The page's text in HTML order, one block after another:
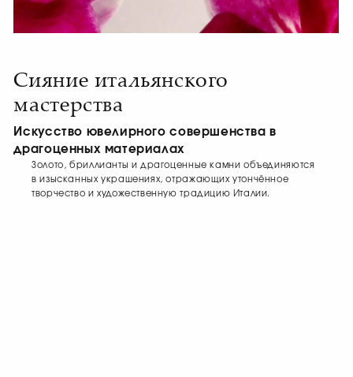
Сияние итальянского
мастерства
Искусство ювелирного совершенства в
драгоценных материалах
Золото, бриллианты и драгоценные камни объединяются
в изысканных украшениях, отражающих утончённое
творчество и художественную традицию Италии.